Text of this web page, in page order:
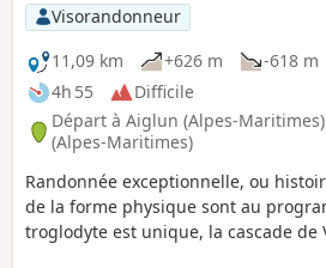
Visorandonneur
11,09 km
+626 m
-618 m
4h 55
Difficile
Départ à Aiglun (Alpes-Maritimes)
(Alpes-Maritimes)
Randonnée exceptionnelle, ou
de la forme physique sont au
troglodyte est unique, la cascade de